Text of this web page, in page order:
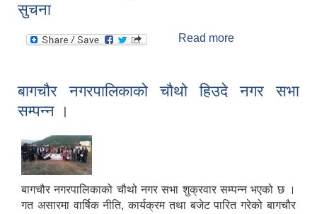
सुचना
Read more
सुचना
बागचौर नगरपालिकाको चौथो हिउदे नगर सभा
सम्पन्न ।
बागचौर नगरपालिकाको चौथो नगर सभा शुक्रवार सम्पन्न भएको छ ।
गत असारमा वार्षिक नीति, कार्यक्रम तथा बजेट पारित गरेको बागचौर